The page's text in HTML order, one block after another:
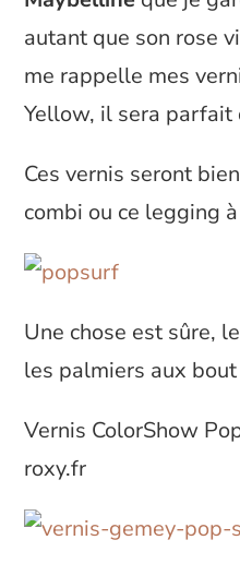
autant que son rose
me rappelle mes
Yellow, il sera parfait
Ces vernis seront
combi ou ce legging
Une chose est sûre,
les palmiers aux
Vernis ColorShow
roxy.fr